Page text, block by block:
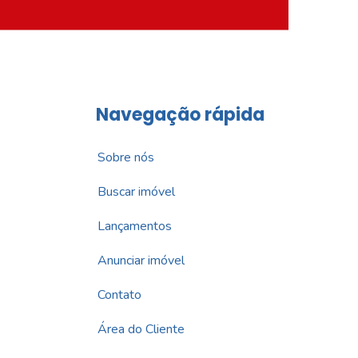
Navegação rápida
Sobre nós
Buscar imóvel
Lançamentos
Anunciar imóvel
Contato
Área do Cliente